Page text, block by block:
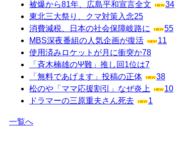
被爆から81年、広島平和宣言全文
34
東北三大祭り、クマ対策入念25
消費減税、日本の社会保障岐路に
55
MBS深夜番組の人気企画が復活
11
使用済みロケットが月に衝突か78
「斉木楠雄のΨ難」推し回1位は7
「無料であげます」投稿の正体
38
松のや「ママ応援割引」なぜ炎上
10
ドラマーの三原重夫さん死去
1
一覧へ